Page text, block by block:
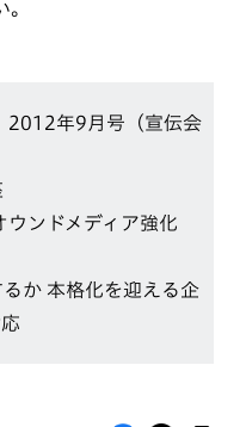
2012年9月号（宣伝会
ウンドメディア強化
か 本格化を迎える企